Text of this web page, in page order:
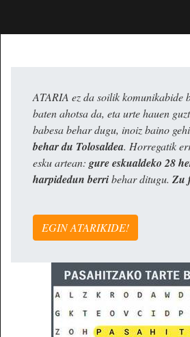
ATARIA ez da soilik komunikabide
baten ahotsa da, eta urte hauen
babesa behar dugu, inoiz baino
behar du Tolosaldea. Horregatik
esku artean: gure eskualdeko 28
harpidedun berribehar ditugu. Zu
EGIN ATARIKIDE!